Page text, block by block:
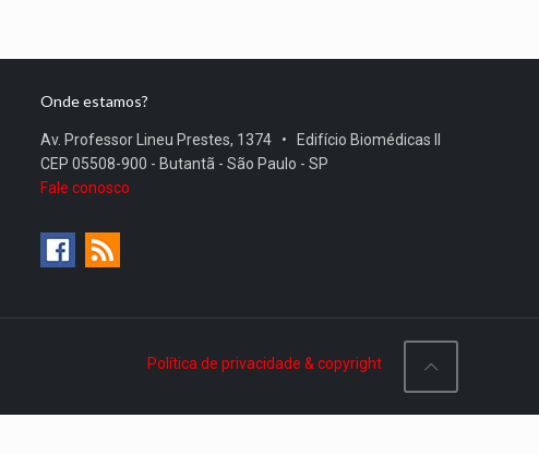
Onde estamos?
Av. Professor Lineu Prestes, 1374 • Edifício Biomédicas II
CEP 05508-900 - Butantã - São Paulo - SP
Fale conosco
Política de privacidade & copyright